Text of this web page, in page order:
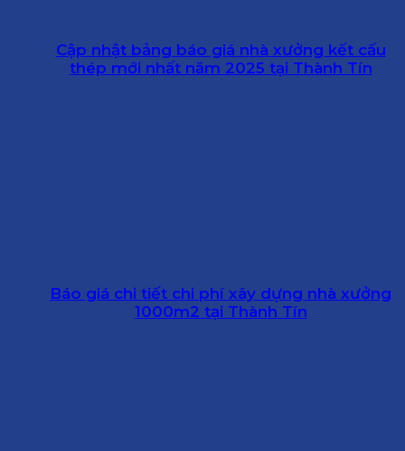
Cập nhật bảng báo giá nhà xưởng kết cấu
thép mới nhất năm 2025 tại Thành Tín
Báo giá chi tiết chi phí xây dựng nhà xưởng
1000m2 tại Thành Tín